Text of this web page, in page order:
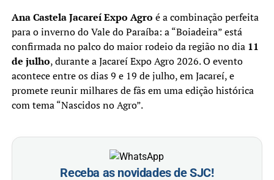
Ana Castela Jacareí Expo Agro é a combinação perfeita
para o inverno do Vale do Paraíba: a “Boiadeira” está
confirmada no palco do maior rodeio da região no dia 11
de julho, durante a Jacareí Expo Agro 2026. O evento
acontece entre os dias 9 e 19 de julho, em Jacareí, e
promete reunir milhares de fãs em uma edição histórica
com tema “Nascidos no Agro”.
Receba as novidades de SJC!